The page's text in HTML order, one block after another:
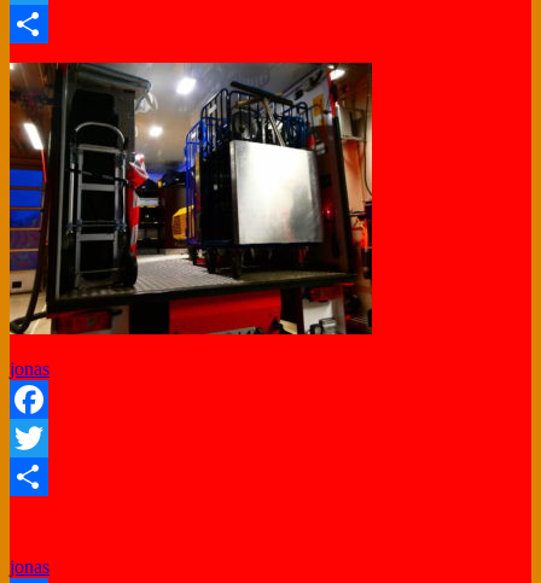
Twitter
Share
jonas
Facebook
Twitter
jonas